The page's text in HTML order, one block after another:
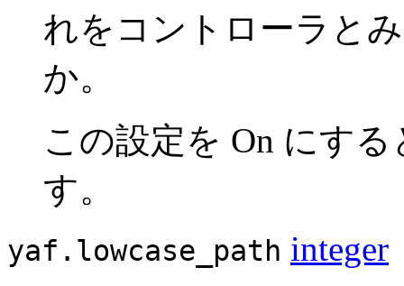
れをコントローラと
か。
この設定を On にす
す。
yaf.lowcase_path integer